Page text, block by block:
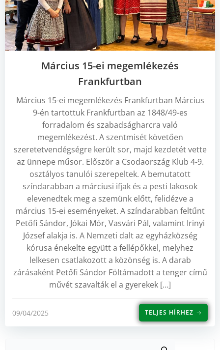
Március 15-ei megemlékezés
Frankfurtban
Március 15-ei megemlékezés Frankfurtban Március
9-én tartottuk Frankfurtban az 1848/49-es
forradalom és szabadságharcra való
megemlékezést. A szentmisét követően
szeretetvendégségre került sor, majd kezdetét vette
az ünnepe műsor. Először a Csodaország Klub 4-9.
osztályos tanulói szerepeltek. A bemutatott
színdarabban a márciusi ifjak és a pesti lakosok
elevenedtek meg a szemünk előtt, felidézve a
március 15-ei eseményeket. A színdarabban feltűnt
Petőfi Sándor, Jókai Mór, Vasvári Pál, valamint Irinyi
József alakja is. A Nemzeti dalt az egyházközség
kórusa énekelte együtt a fellépőkkel, melyhez
lelkesen csatlakozott a közönség is. A darab
zárásaként Petőfi Sándor Föltámadott a tenger című
művét szavalták el a gyerekek […]
09/04/2025 TELJES HÍRHEZ